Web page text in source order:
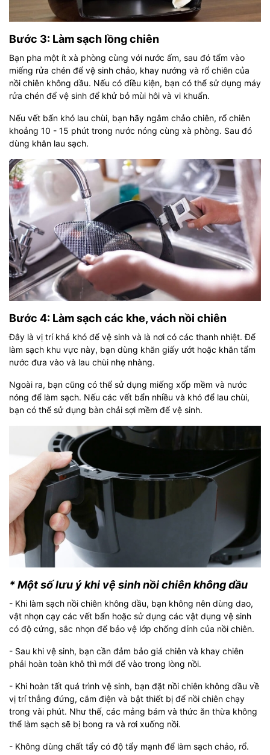
Bước 3: Làm sạch lồng chiên
Bạn pha một ít xà phòng cùng với nước ấm, sau đó tẩm vào
miếng rửa chén để vệ sinh chảo, khay nướng và rổ chiên của
nồi chiên không dầu. Nếu có điều kiện, bạn có thể sử dụng máy
rửa chén để vệ sinh để khử bỏ mùi hôi và vi khuẩn.
Nếu vết bẩn khó lau chùi, bạn hãy ngâm chảo chiên, rổ chiên
khoảng 10 - 15 phút trong nước nóng cùng xà phòng. Sau đó
dùng khăn lau sạch.
Bước 4: Làm sạch các khe, vách nồi chiên
Đây là vị trí khá khó để vệ sinh và là nơi có các thanh nhiệt. Để
làm sạch khu vực này, bạn dùng khăn giấy ướt hoặc khăn tẩm
nước đưa vào và lau chùi nhẹ nhàng.
Ngoài ra, bạn cũng có thể sử dụng miếng xốp mềm và nước
nóng để làm sạch. Nếu các vết bẩn nhiều và khó để lau chùi,
bạn có thể sử dụng bàn chải sợi mềm để vệ sinh.
* Một số lưu ý khi vệ sinh nồi chiên không dầu
- Khi làm sạch nồi chiên không dầu, bạn không nên dùng dao,
vật nhọn cạy các vết bẩn hoặc sử dụng các vật dụng vệ sinh
có độ cứng, sắc nhọn để bảo vệ lớp chống dính của nồi chiên.
- Sau khi vệ sinh, bạn cần đảm bảo giá chiên và khay chiên
phải hoàn toàn khô thì mới để vào trong lòng nồi.
- Khi hoàn tất quá trình vệ sinh, bạn đặt nồi chiên không dầu về
vị trí thẳng đứng, cắm điện và bật thiết bị để nồi chiên chạy
trong vài phút. Như thế, các mảng bám và thức ăn thừa không
thể làm sạch sẽ bị bong ra và rơi xuống nồi.
- Không dùng chất tẩy có độ tẩy mạnh để làm sạch chảo, rổ.